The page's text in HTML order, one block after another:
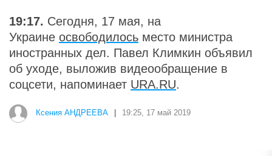
19:17. Сегодня, 17 мая, на
Украине освободилось место министра
иностранных дел. Павел Климкин объявил
об уходе, выложив видеообращение в
соцсети, напоминает URA.RU.
Ксения АНДРЕЕВА 19:25, 17 май 2019